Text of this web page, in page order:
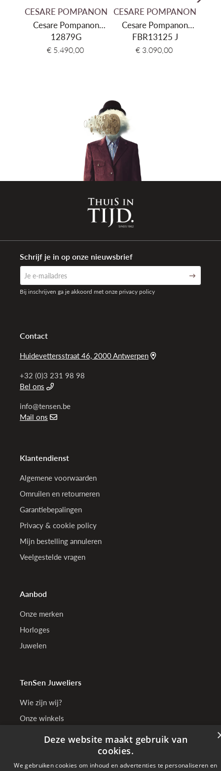
CESARE POMPANON
Cesare Pompanon
Ring Bague Poppy
Pavage 12879G
12879G
€ 5.490,00
CESARE POMPANON
Cesare Pompanon
Bracelet Fiore Di
Mamma Jaune
FBR13125 J
€ 3.090,00
Contact
Huidevettersstraat 46, 2000 Antwerpen
+32 (0)3 231 98 98
Bel ons
info@tensen.be
Mail ons
Klantendienst
Algemene voorwaarden
Omruilen en retourneren
Garantiebepalingen
Privacy & cookie policy
Mijn bestelling annuleren
Veelgestelde vragen
Aanbod
Onze merken
Horloges
Juwelen
TenSen Juweliers
Wie zijn wij?
Onze winkels
Schrijf je in op onze nieuwsbrief
Bij inschrijven ga je akkoord met onze privacy policy
Deze website maakt gebruik van
cookies.
We gebruiken cookies om inhoud en advertenties te personaliseren en